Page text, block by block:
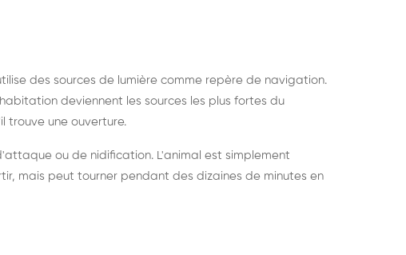
des sources de lumière comme repère de navigation.
deviennent les sources les plus fortes du
trouve une ouverture.
ou de nidification. L'animal est simplement
mais peut tourner pendant des dizaines de minutes en